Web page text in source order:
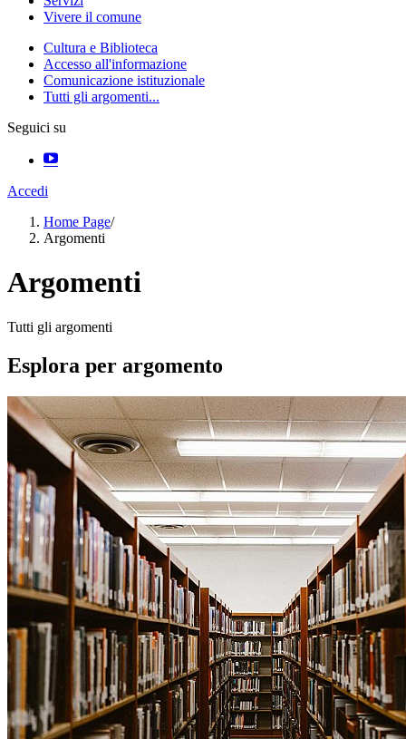
Vivere il comune
Cultura e Biblioteca
Accesso all'informazione
Comunicazione istituzionale
Tutti gli argomenti...
Seguici su
Accedi
Home Page/
Argomenti
Argomenti
Tutti gli argomenti
Esplora per argomento